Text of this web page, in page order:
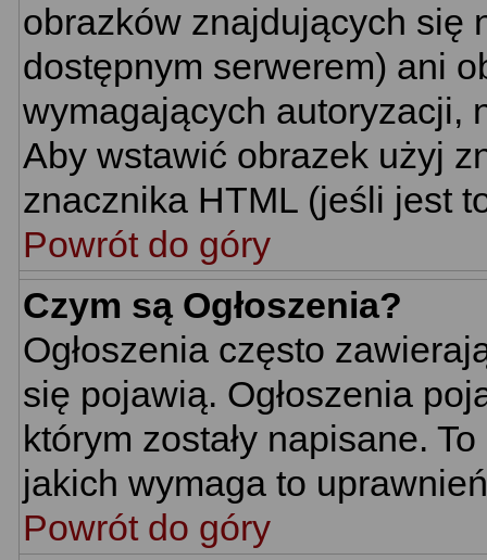
obrazków znajdujących się
dostępnym serwerem) ani
wymagających autoryzacji,
Aby wstawić obrazek użyj
znacznika HTML (jeśli jest
Powrót do góry
Czym są Ogłoszenia?
Ogłoszenia często
się pojawią. Ogłoszenia
którym zostały napisane.
jakich wymaga to
Powrót do góry